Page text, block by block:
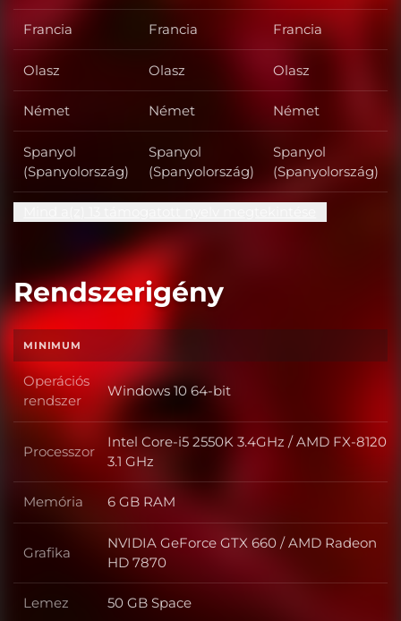
Francia Francia Francia
Olasz Olasz Olasz
Német Német Német
Spanyol
(Spanyolország)
Spanyol
(Spanyolország)
Spanyol
(Spanyolország)
Rendszerigény
MINIMUM
Operációs
rendszer
Operációs rendszer
Windows 10 64-bit
Processzor Processzor
Intel Core-i5 2550K 3.4GHz / AMD FX-8120
3.1 GHz
Memória Memória
6 GB RAM
Grafika Grafika
NVIDIA GeForce GTX 660 / AMD Radeon
HD 7870
Lemez Lemez
50 GB Space